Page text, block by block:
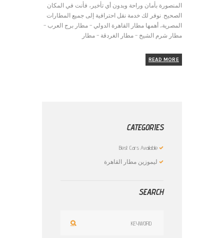
المنصورة بأمان وراحة وبدون أي تأخير، فأنت في المكان
الصحيح. نوفر لك خدمة نقل احترافية إلى جميع المطارات
المصرية، أهمها مطار القاهرة الدولي – مطار برج العرب –
مطار شرم الشيخ – مطار الغردقة – مطار
READ MORE
CATEGORIES
Best Cars Available
ليموزين مطار القاهرة
SEARCH